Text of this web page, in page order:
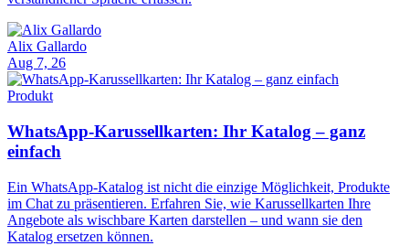
Alix Gallardo
Aug 7, 26
Produkt
WhatsApp-Karussellkarten: Ihr Katalog – ganz
einfach
Ein WhatsApp-Katalog ist nicht die einzige Möglichkeit, Produkte
im Chat zu präsentieren. Erfahren Sie, wie Karussellkarten Ihre
Angebote als wischbare Karten darstellen – und wann sie den
Katalog ersetzen können.